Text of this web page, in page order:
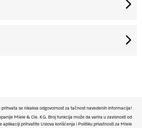
se nikakva odgovornost za tačnost navedenih informacija!
Miele & Cie. KG. Broj funkcija može da varira u zavisnosti od
aplikaciji prihvatite Uslova korišćenja i Politiku privatnosti za Miele